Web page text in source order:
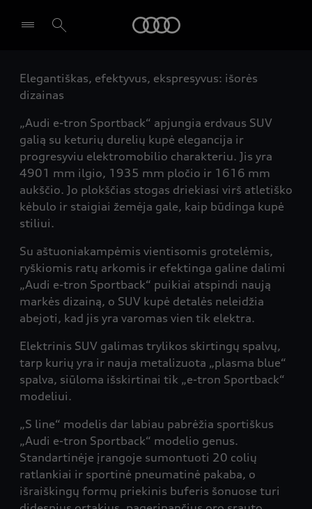
Pasirinkti atstovybę
Elegantiškas, efektyvus, ekspresyvus: išorės
dizainas
„Audi e-tron Sportback“ apjungia erdvaus SUV
galią su keturių durelių kupė elegancija ir
progresyviu elektromobilio charakteriu. Jis yra
4901 mm ilgio, 1935 mm pločio ir 1616 mm
aukščio. Jo plokščias stogas driekiasi virš atletiško
kėbulo ir staigiai žemėja gale, kaip būdinga kupė
stiliui.
Su aštuoniakampėmis vientisomis grotelėmis,
ryškiomis ratų arkomis ir efektinga galine dalimi
„Audi e-tron Sportback“ puikiai atspindi naują
markės dizainą, o SUV kupė detalės neleidžia
abejoti, kad jis yra varomas vien tik elektra.
Elektrinis SUV galimas trylikos skirtingų spalvų,
tarp kurių yra ir nauja metalizuota „plasma blue“
spalva, siūloma išskirtinai tik „e-tron Sportback“
modeliui.
„S line“ modelis dar labiau pabrėžia sportiškus
„Audi e-tron Sportback“ modelio genus.
Standartinėje įrangoje sumontuoti 20 colių
ratlankiai ir sportinė pneumatinė pakaba, o
išraiškingų formų priekinis buferis šonuose turi